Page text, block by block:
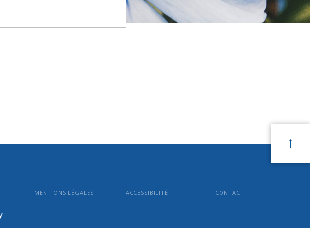
MENTIONS LÉGALES ACCESSIBILITÉ CONTACT